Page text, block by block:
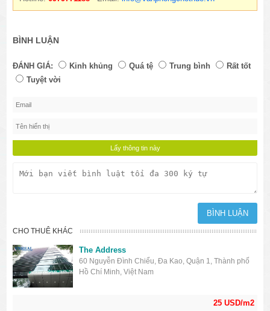
BÌNH LUẬN
ĐÁNH GIÁ: Kinh khủng Quá tệ Trung bình
Rất tốt
Tuyệt vời
CHO THUÊ KHÁC
25 USD/m2
The Address
60 Nguyễn Đình Chiểu, Đa Kao, Quận 1, Thành phố
Hồ Chí Minh, Việt Nam